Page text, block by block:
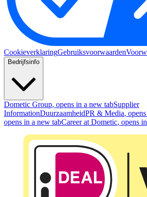
CookieverklaringGebruiksvoorwaarden
Bedrijfsinfo
Dometic Group, opens in a new tabSupplier
InformationDuurzaamheidPR & Media,
opens in a new tabCareer at Dometic, opens